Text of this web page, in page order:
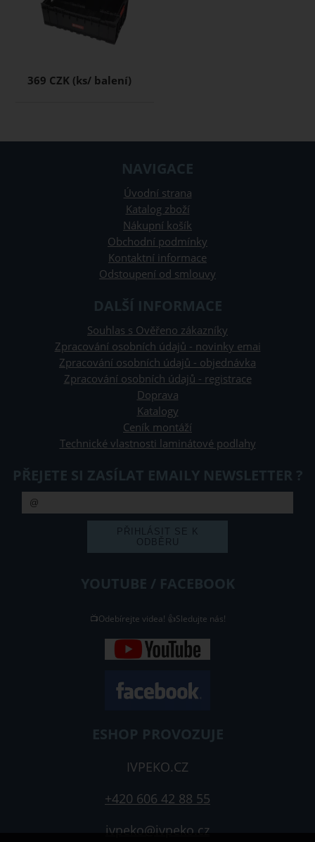
369 CZK
NAVIGACE
Úvodní strana
Katalog zboží
Nákupní košík
Obchodní podmínky
Kontaktní informace
Odstoupení od smlouvy
DALŠÍ INFORMACE
Souhlas s Ověřeno zákazníky
Zpracování osobních údajů - novinky emai
Zpracování osobních údajů - objednávka
Zpracování osobních údajů - registrace
Doprava
Katalogy
Ceník montáží
Technické vlastnosti laminátové podlahy
PŘEJETE SI ZASÍLAT EMAILY NEWSLETTER ?
YOUTUBE / FACEBOOK
📺Odebírejte videa! 👍Sledujte nás!
ESHOP PROVOZUJE
IVPEKO.CZ
+420 606 42 88 55
ivpeko@ivpeko.cz